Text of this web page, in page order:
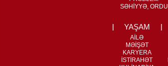
SƏHİYYƏ, ORDU
YAŞAM
AİLƏ
MƏİŞƏT
KARYERA
İSTİRAHƏT